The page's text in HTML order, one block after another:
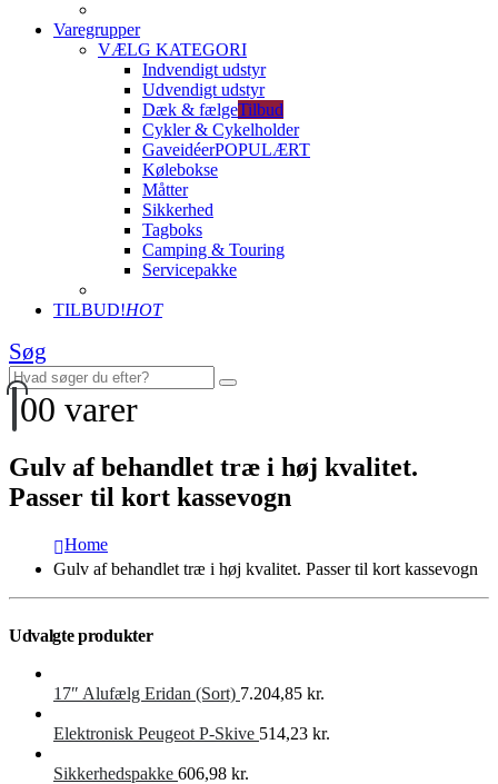
Varegrupper
VÆLG KATEGORI
Indvendigt udstyr
Udvendigt udstyr
Dæk & fælgeTilbud
Cykler & Cykelholder
GaveidéerPOPULÆRT
Kølebokse
Måtter
Sikkerhed
Tagboks
Camping & Touring
Servicepakke
TILBUD!HOT
Søg
00 varer
Gulv af behandlet træ i høj kvalitet.
Passer til kort kassevogn
Home
Gulv af behandlet træ i høj kvalitet. Passer til kort kassevogn
Udvalgte produkter
17″ Alufælg Eridan (Sort) 7.204,85 kr.
Elektronisk Peugeot P-Skive 514,23 kr.
Sikkerhedspakke 606,98 kr.